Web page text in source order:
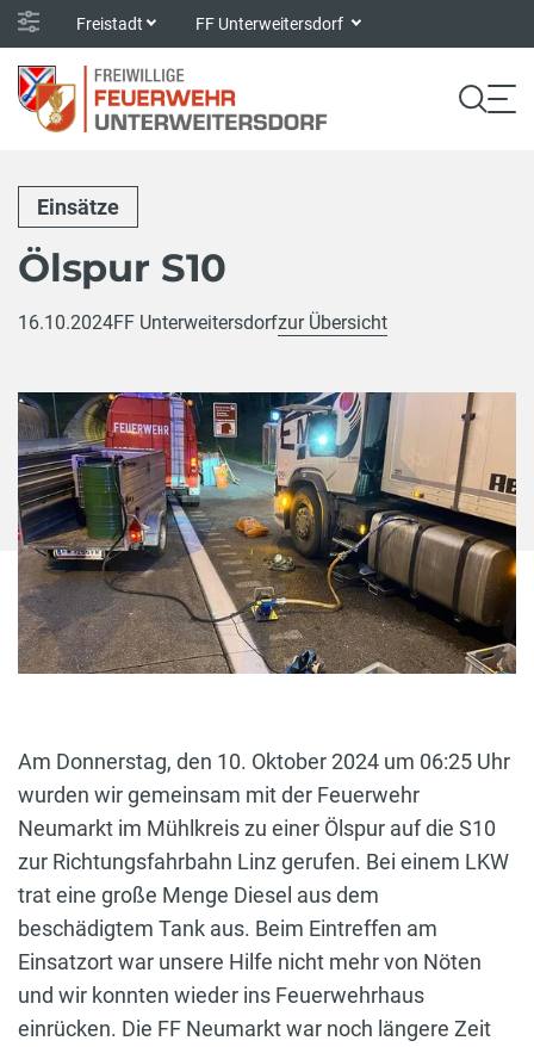
Freistadt FF Unterweitersdorf
Einsätze
Ölspur S10
16.10.2024FF Unterweitersdorfzur Übersicht
Am Donnerstag, den 10. Oktober 2024 um 06:25 Uhr
wurden wir gemeinsam mit der Feuerwehr
Neumarkt im Mühlkreis zu einer Ölspur auf die S10
zur Richtungsfahrbahn Linz gerufen. Bei einem LKW
trat eine große Menge Diesel aus dem
beschädigtem Tank aus. Beim Eintreffen am
Einsatzort war unsere Hilfe nicht mehr von Nöten
und wir konnten wieder ins Feuerwehrhaus
einrücken. Die FF Neumarkt war noch längere Zeit